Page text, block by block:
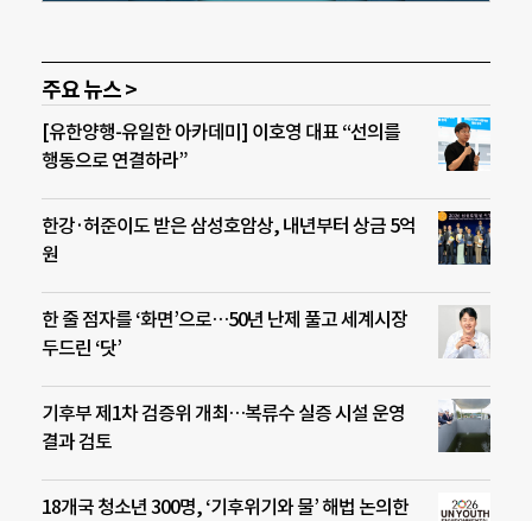
주요 뉴스 >
[유한양행-유일한 아카데미] 이호영 대표 “선의를
행동으로 연결하라”
한강·허준이도 받은 삼성호암상, 내년부터 상금 5억
원
한 줄 점자를 ‘화면’으로…50년 난제 풀고 세계시장
두드린 ‘닷’
기후부 제1차 검증위 개최…복류수 실증 시설 운영
결과 검토
18개국 청소년 300명, ‘기후위기와 물’ 해법 논의한